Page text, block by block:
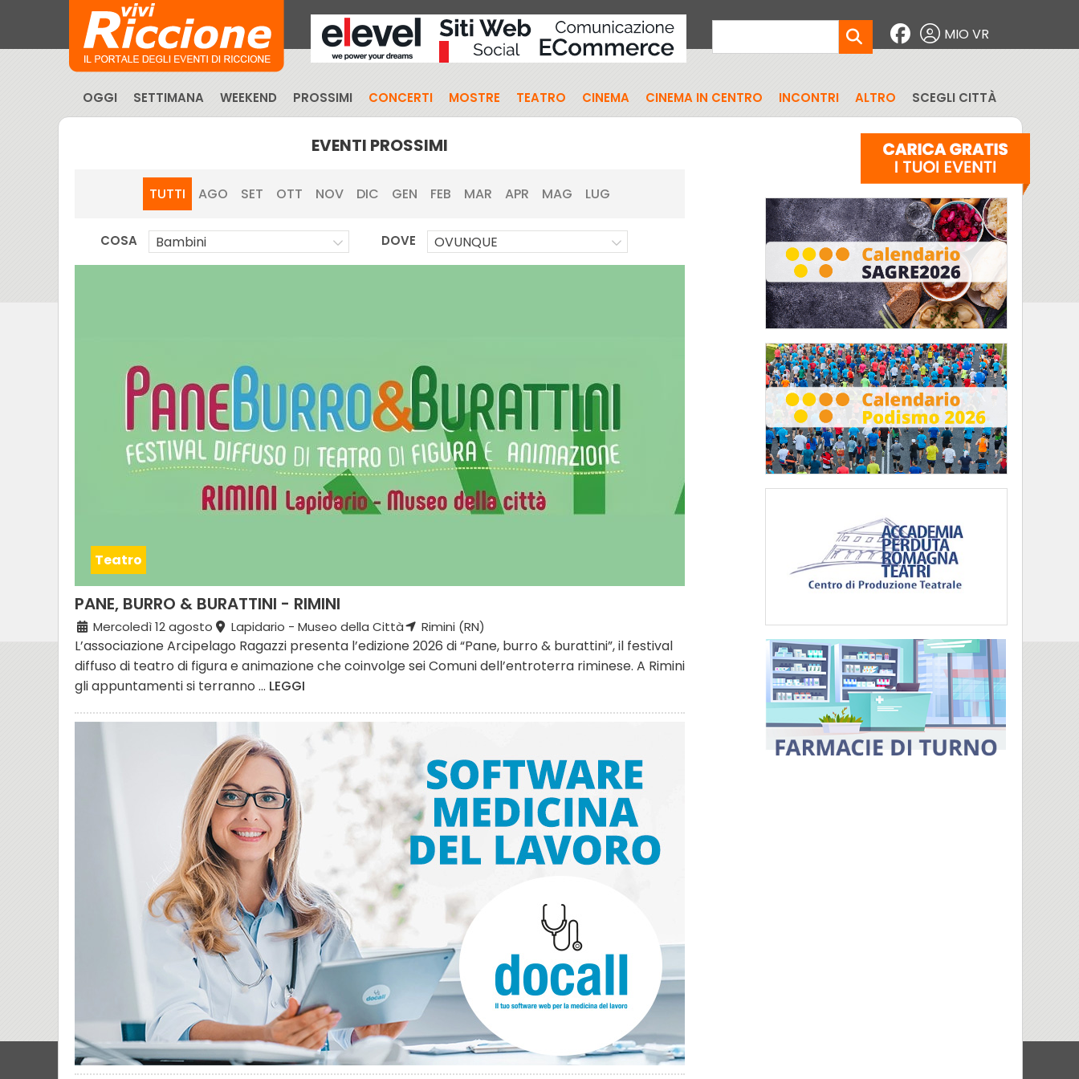
MIO VR
OGGI SETTIMANA WEEKEND PROSSIMI CONCERTI MOSTRE TEATRO CINEMA CINEMA IN CENTRO INCONTRI ALTRO SCEGLI CITTÀ
EVENTI PROSSIMI
TUTTI AGO SET OTT NOV DIC GEN FEB MAR APR MAG LUG
COSA Bambini DOVE OVUNQUE
Teatro
PANE, BURRO & BURATTINI - RIMINI
Mercoledì 12 agosto Lapidario - Museo della Città Rimini (RN)
L’associazione Arcipelago Ragazzi presenta l’edizione 2026 di “Pane, burro & burattini”, il festival
diffuso di teatro di figura e animazione che coinvolge sei Comuni dell’entroterra riminese. A Rimini
gli appuntamenti si terranno ... LEGGI